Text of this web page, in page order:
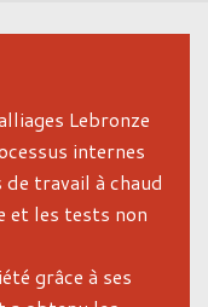
Lebronze
internes
travail à chaud
et les tests non
grâce à ses